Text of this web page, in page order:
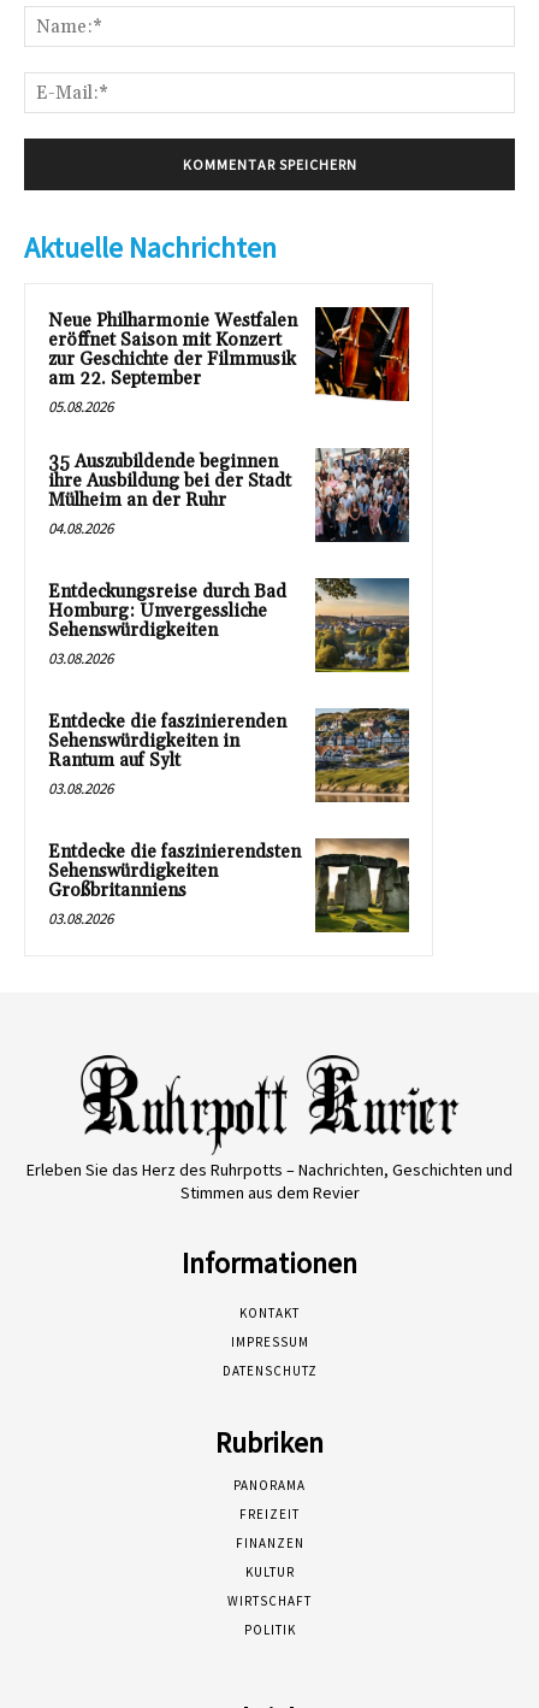
Aktuelle Nachrichten
Neue Philharmonie Westfalen
eröffnet Saison mit Konzert
zur Geschichte der Filmmusik
am 22. September
05.08.2026
35 Auszubildende beginnen
ihre Ausbildung bei der Stadt
Mülheim an der Ruhr
04.08.2026
Entdeckungsreise durch Bad
Homburg: Unvergessliche
Sehenswürdigkeiten
03.08.2026
Entdecke die faszinierenden
Sehenswürdigkeiten in
Rantum auf Sylt
03.08.2026
Entdecke die faszinierendsten
Sehenswürdigkeiten
Großbritanniens
03.08.2026
Erleben Sie das Herz des Ruhrpotts – Nachrichten, Geschichten und
Stimmen aus dem Revier
Informationen
KONTAKT
IMPRESSUM
DATENSCHUTZ
Rubriken
PANORAMA
FREIZEIT
FINANZEN
KULTUR
WIRTSCHAFT
POLITIK